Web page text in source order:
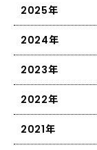
2025年
2024年
2023年
2022年
2021年